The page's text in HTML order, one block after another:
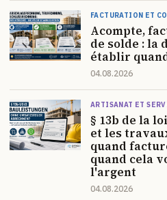
FACTURATION ET
Acompte,
de solde : la
établir
04.08.2026
ARTISANAT ET
§ 13b de la
et les
quand
quand cela
l'argent
04.08.2026